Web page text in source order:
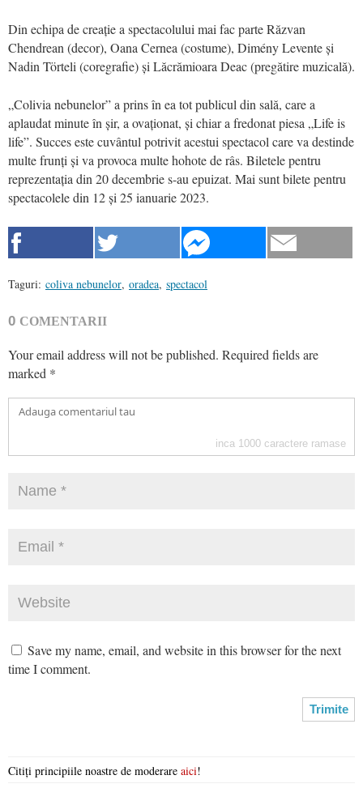
Din echipa de creație a spectacolului mai fac parte Răzvan
Chendrean (decor), Oana Cernea (costume), Dimény Levente și
Nadin Törteli (coregrafie) și Lăcrămioara Deac (pregătire muzicală).
„Colivia nebunelor” a prins în ea tot publicul din sală, care a
aplaudat minute în șir, a ovaționat, și chiar a fredonat piesa „Life is
life”. Succes este cuvântul potrivit acestui spectacol care va destinde
multe frunți și va provoca multe hohote de râs. Biletele pentru
reprezentația din 20 decembrie s-au epuizat. Mai sunt bilete pentru
spectacolele din 12 și 25 ianuarie 2023.
Taguri: coliva nebunelor, oradea, spectacol
0 COMENTARII
Your email address will not be published. Required fields are
marked *
inca 1000 caractere ramase
Save my name, email, and website in this browser for the next
time I comment.
Citiți principiile noastre de moderare aici!